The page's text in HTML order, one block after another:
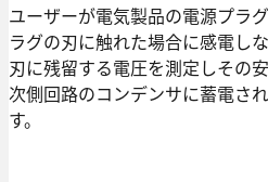
ユーザーが電気製品の電源プラ
ラグの刃に触れた場合に感電し
刃に残留する電圧を測定しその
次側回路のコンデンサに蓄電さ
す。